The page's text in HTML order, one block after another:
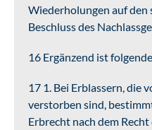
Wiederholungen auf
Beschluss des
16 Ergänzend ist
17 1. Bei Erblassern, die
verstorben sind,
Erbrecht nach dem Recht